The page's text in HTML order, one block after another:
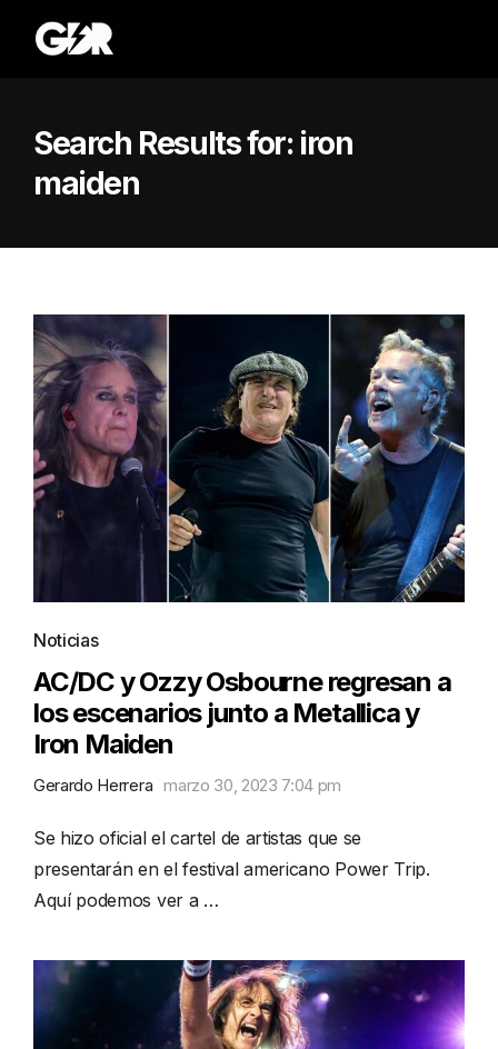
Search Results for: iron
maiden
Noticias
AC/DC y Ozzy Osbourne regresan a
los escenarios junto a Metallica y
Iron Maiden
Gerardo Herrera marzo 30, 2023 7:04 pm
Se hizo oficial el cartel de artistas que se
presentarán en el festival americano Power Trip.
Aquí podemos ver a …